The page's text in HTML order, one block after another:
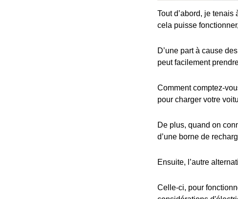
Tout d’abord, je
cela puisse
D’une part à cause
peut facilement
Comment comptez-
pour charger votre
De plus, quand on
d’une borne de
Ensuite, l’autre
Celle-ci, pour